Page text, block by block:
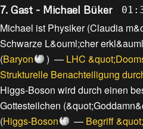
7. Gast - Michael Büker
Michael ist Physiker(Claudia
Schwarze L&ouml;cher
(Baryon ) — LHC
Strukturelle Benachteiligung
Higgs-Boson wird durch einen
Gottesteilchen
(Higgs-Boson — Begriff